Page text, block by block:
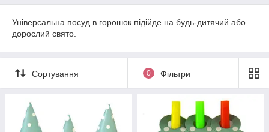
Універсальна посуд в горошок підійде на будь-дитячий або
дорослий свято.
Сортування 0 Фільтри